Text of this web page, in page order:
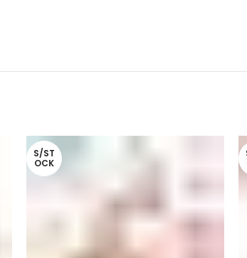
S/ST
OCK